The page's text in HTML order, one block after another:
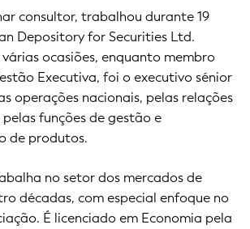
consultor, trabalhou durante 19
Depository for Securities Ltd.
várias ocasiões, enquanto membro
Executiva, foi o executivo sénior
operações nacionais, pelas relações
funções de gestão e
de produtos.
no setor dos mercados de
décadas, com especial enfoque no
É licenciado em Economia pela